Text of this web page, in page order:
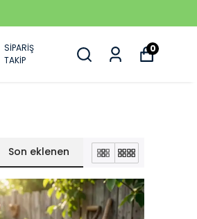
SİPARİŞ
TAKİP
0
Son eklenen